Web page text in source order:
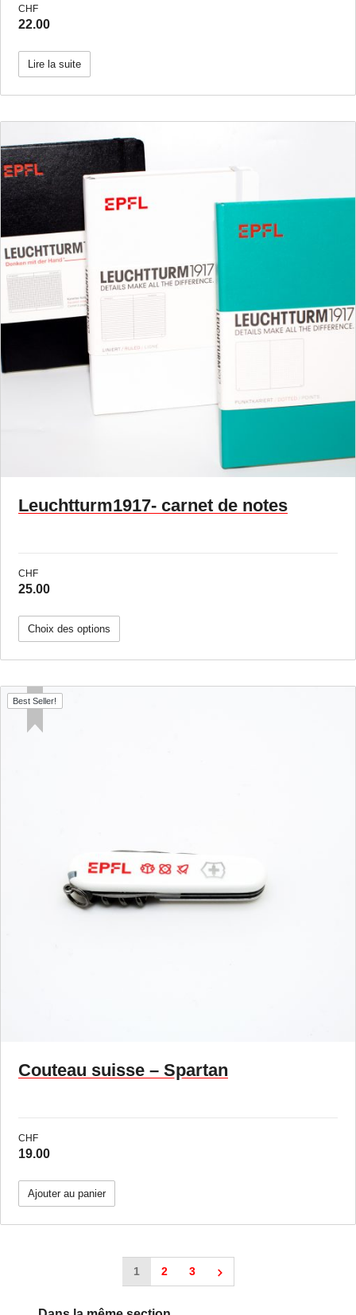
CHF
22.00
Lire la suite
Leuchtturm1917- carnet de notes
CHF
25.00
Choix des options
Best Seller!
Couteau suisse – Spartan
CHF
19.00
Ajouter au panier
1 2(Current page)
3(Current page)